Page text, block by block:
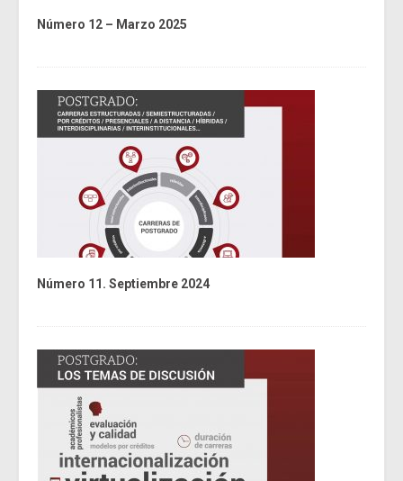
Número 12 – Marzo 2025
Número 11. Septiembre 2024